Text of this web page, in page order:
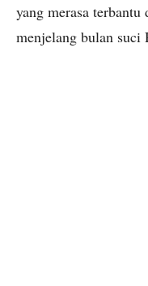
yang merasa
menjelang bulan suci